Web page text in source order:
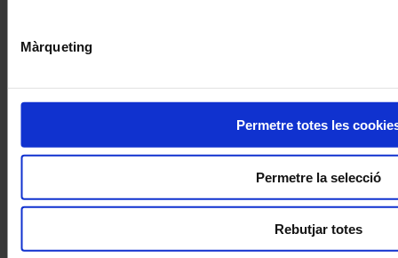
Màrqueting
Permetre totes les
Permetre la selecció
Rebutjar totes